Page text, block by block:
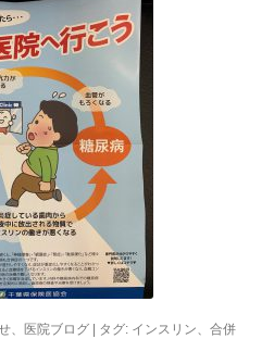
、 医院ブログ | タグ: インスリン、合併